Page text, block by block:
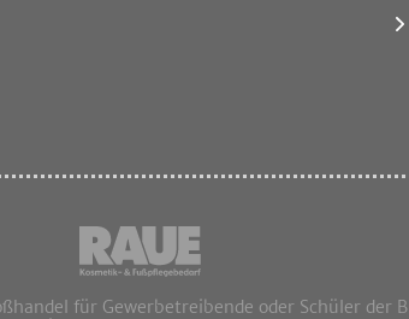
für Gewerbetreibende oder Schüler der